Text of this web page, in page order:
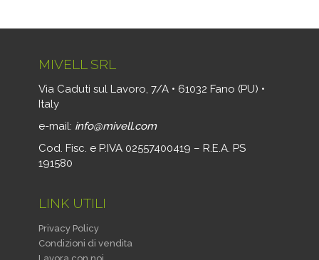
MIVELL SRL
Via Caduti sul Lavoro, 7/A • 61032 Fano (PU) •
Italy
e-mail: info@mivell.com
Cod. Fisc. e P.IVA 02557400419 – R.E.A. PS
191580
LINK UTILI
Privacy Policy
Condizioni di vendita